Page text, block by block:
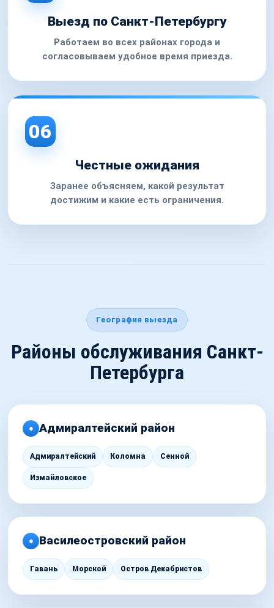
Выезд по Санкт-Петербургу
Работаем во всех районах города и
согласовываем удобное время приезда.
06
Честные ожидания
Заранее объясняем, какой результат
достижим и какие есть ограничения.
География выезда
Районы обслуживания Санкт-
Петербурга
● Адмиралтейский район
Адмиралтейский Коломна Сенной
Измайловское
● Василеостровский район
Гавань Морской Остров Декабристов